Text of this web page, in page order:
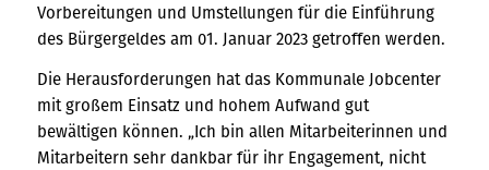
Vorbereitungen und Umstellungen für die Einführung
des Bürgergeldes am 01. Januar 2023 getroffen werden.
Die Herausforderungen hat das Kommunale Jobcenter
mit großem Einsatz und hohem Aufwand gut
bewältigen können. „Ich bin allen Mitarbeiterinnen und
Mitarbeitern sehr dankbar für ihr Engagement, nicht